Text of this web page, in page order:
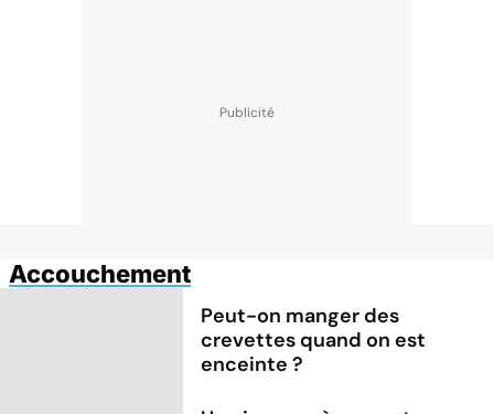
Accouchement
Peut-on manger des
crevettes quand on est
enceinte ?